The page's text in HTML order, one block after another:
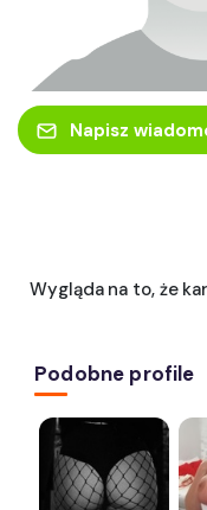
Napisz
Wygląda na to, że
Podobne profile